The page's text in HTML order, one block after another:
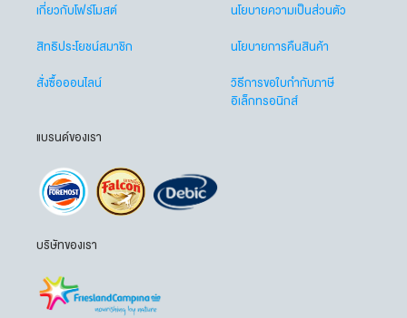
เกี่ยวกับโฟร์โมสต์
สิทธิประโยชน์สมาชิก
สั่งซื้อออนไลน์
นโยบายความเป็นส่วนตัว
นโยบายการคืนสินค้า
วิธีการขอใบกำกับภาษี
อิเล็กทรอนิกส์
แบรนด์ของเรา
บริษัทของเรา